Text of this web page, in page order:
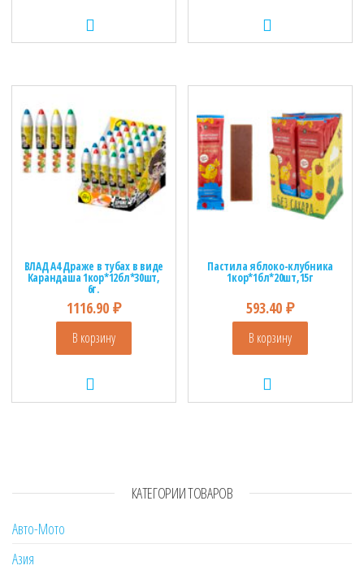
ВЛАД А4 Драже в тубах в виде
Карандаша 1кор*12бл*30шт,
6г.
1116.90 ₽
В корзину
Пастила яблоко-клубника
1кор*1бл*20шт,15г
593.40₽
В корзину
КАТЕГОРИИ ТОВАРОВ
Авто-Мото
Азия